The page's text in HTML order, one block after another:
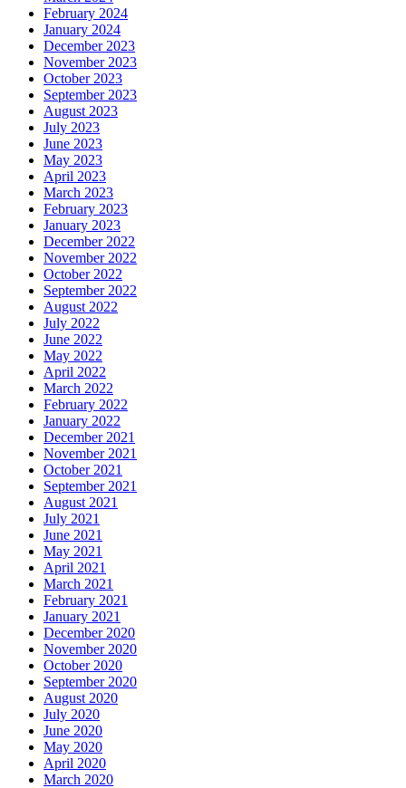
February 2024
January 2024
December 2023
November 2023
October 2023
September 2023
August 2023
July 2023
June 2023
May 2023
April 2023
March 2023
February 2023
January 2023
December 2022
November 2022
October 2022
September 2022
August 2022
July 2022
June 2022
May 2022
April 2022
March 2022
February 2022
January 2022
December 2021
November 2021
October 2021
September 2021
August 2021
July 2021
June 2021
May 2021
April 2021
March 2021
February 2021
January 2021
December 2020
November 2020
October 2020
September 2020
August 2020
July 2020
June 2020
May 2020
April 2020
March 2020